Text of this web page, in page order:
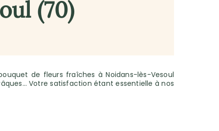
(70)
de fleurs fraîches à Noidans-lès-Vesoul
Votre satisfaction étant essentielle à nos